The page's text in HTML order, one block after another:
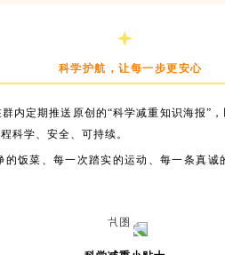
科学护航， 让每一步更安心
内定期推送原创的“科学减重知识海报”
科学、安全、可持续。
饭菜、每一次踏实的运动、每一条真